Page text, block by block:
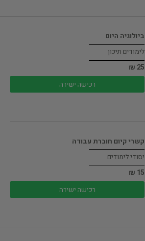
ביולוגיה היום
לימודים תיכון
25 ₪
רכישה ישירה
קשרי קיום חוברת עבודה
יסודי לימודים
15 ₪
רכישה ישירה